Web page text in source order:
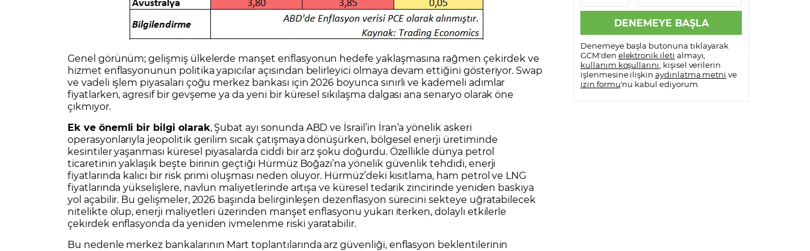
Genel görünüm; gelişmiş ülkelerde manşet enflasyonun hedefe yaklaşmasına rağmen çekirdek ve
hizmet enflasyonunun politika yapıcılar açısından belirleyici olmaya devam ettiğini gösteriyor. Swap
ve vadeli işlem piyasaları çoğu merkez bankası için 2026 boyunca sınırlı ve kademeli adımlar
fiyatlarken, agresif bir gevşeme ya da yeni bir küresel sıkılaşma dalgası ana senaryo olarak öne
çıkmıyor.
Ek ve önemli bir bilgi olarak, Şubat ayı sonunda ABD ve İsrail’in İran’a yönelik askeri
operasyonlarıyla jeopolitik gerilim sıcak çatışmaya dönüşürken, bölgesel enerji üretiminde
kesintiler yaşanması küresel piyasalarda ciddi bir arz şoku doğurdu. Özellikle dünya petrol
ticaretinin yaklaşık beşte birinin geçtiği Hürmüz Boğazı’na yönelik güvenlik tehdidi, enerji
fiyatlarında kalıcı bir risk primi oluşması neden oluyor. Hürmüz’deki kısıtlama, ham petrol ve LNG
fiyatlarında yükselişlere, navlun maliyetlerinde artışa ve küresel tedarik zincirinde yeniden baskıya
yol açabilir. Bu gelişmeler, 2026 başında belirginleşen dezenflasyon sürecini sekteye uğratabilecek
nitelikte olup, enerji maliyetleri üzerinden manşet enflasyonu yukarı iterken, dolaylı etkilerle
çekirdek enflasyonda da yeniden ivmelenme riski yaratabilir.
Bu nedenle merkez bankalarının Mart toplantılarında arz güvenliği, enflasyon beklentilerinin
Denemeye başla butonuna tıklayarak
GCM'den elektronik ileti almayı,
kullanım koşullarını , kişisel verilerin
işlenmesine ilişkin aydınlatma metni ve
izin formu'nu kabul ediyorum.